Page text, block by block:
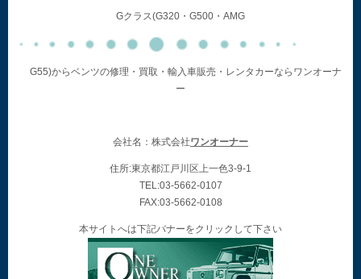
Gクラス(G320・G500・AMG
G55)からベンツの修理・買取・輸入車販売・レンタカーならワンオーナ
ー
会社名：株式会社ワンオーナー
住所:東京都江戸川区上一色3-9-1
TEL:03-5662-0107
FAX:03-5662-0108
本サイトへは下記バナーをクリックして下さい